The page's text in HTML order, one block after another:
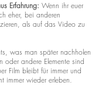
Erfahrung: Wenn ihr euer
eher, bei anderen
als auf das Video zu
was man später nachholen
oder andere Elemente sind
Film bleibt für immer und
immer wieder erleben.